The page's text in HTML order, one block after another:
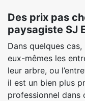
Des prix pas
paysagiste SJ
Dans quelques
eux-mêmes les
leur arbre, ou
il est un bien plus
professionnel dans